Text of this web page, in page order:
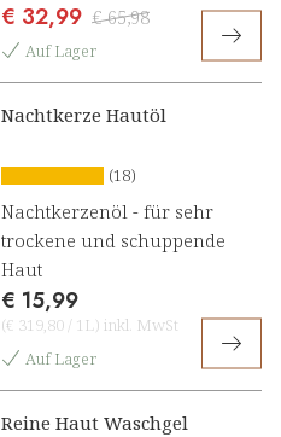
Nachtzauber Beauty Komplex
€ 32,99 € 65,98
Auf Lager
Nachtkerze Hautöl
(18)
Nachtkerzenöl - für sehr
trockene und schuppende
Haut
€ 15,99
(€ 319,80 / 1L) inkl. MwSt
Auf Lager
Reine Haut Waschgel